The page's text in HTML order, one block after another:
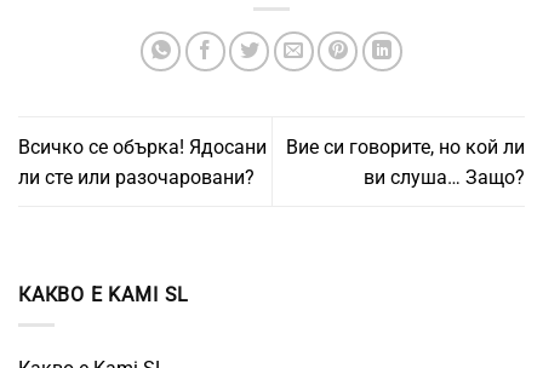
Всичко се обърка! Ядосани
ли сте или разочаровани?
Вие си говорите, но кой ли
ви слуша… Защо?
КАКВО Е KAMI SL